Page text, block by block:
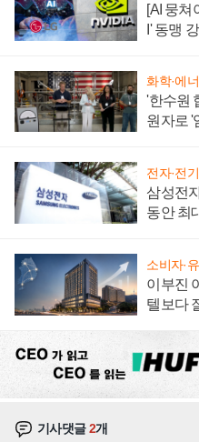
[AI 뭉쳐
I' 동맹
화학·에
'한수원
원자로 '
전자·전
삼성전
동안 최
소비자·
이부진
텔보다
기사댓글2개